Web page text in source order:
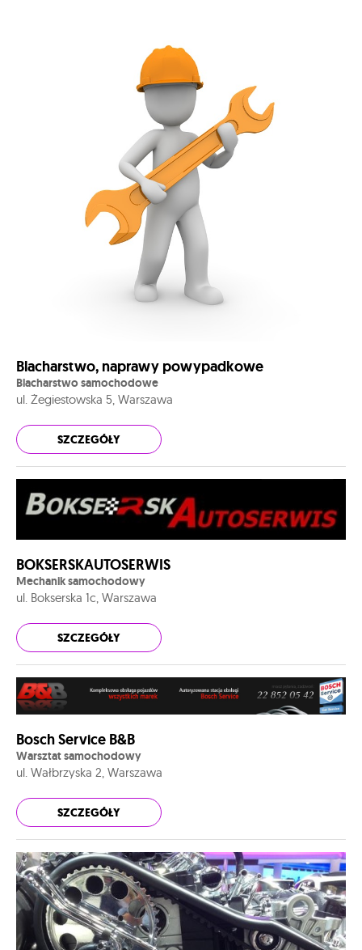
Blacharstwo, naprawy powypadkowe
Blacharstwo samochodowe
ul. Żegiestowska 5, Warszawa
SZCZEGÓŁY
BOKSERSKAUTOSERWIS
Mechanik samochodowy
ul. Bokserska 1c, Warszawa
SZCZEGÓŁY
Bosch Service B&B
Warsztat samochodowy
ul. Wałbrzyska 2, Warszawa
SZCZEGÓŁY